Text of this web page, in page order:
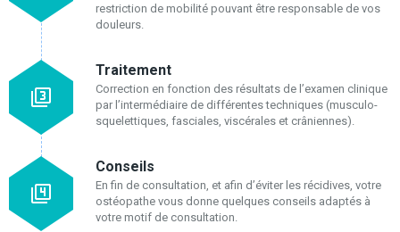
restriction de mobilité pouvant être responsable de vos
douleurs.
Traitement
Correction en fonction des résultats de l’examen clinique
par l’intermédiaire de différentes techniques (musculo-
squelettiques, fasciales, viscérales et crâniennes).
Conseils
En fin de consultation, et afin d’éviter les récidives, votre
ostéopathe vous donne quelques conseils adaptés à
votre motif de consultation.